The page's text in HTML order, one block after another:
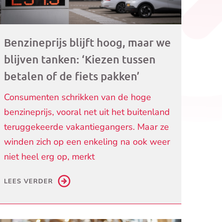
Benzineprijs blijft hoog, maar we
blijven tanken: ‘Kiezen tussen
betalen of de fiets pakken’
Consumenten schrikken van de hoge
benzineprijs, vooral net uit het buitenland
teruggekeerde vakantiegangers. Maar ze
winden zich op een enkeling na ook weer
niet heel erg op, merkt
LEES VERDER